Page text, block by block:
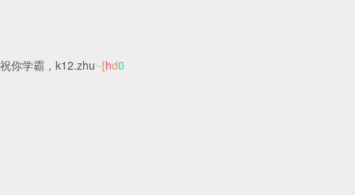
祝你学霸，k12.zhuA2KP7